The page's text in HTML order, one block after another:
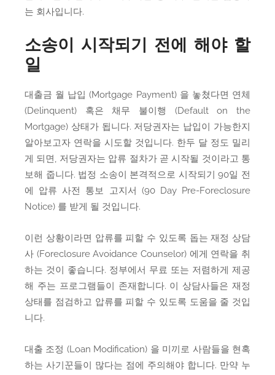
는 회사입니다.
소송이 시작되기 전에 해야 할
일
대출금 월 납입 (Mortgage Payment) 을 놓쳤다면 연체
(Delinquent) 혹은 채무 불이행 (Default on the
Mortgage) 상태가 됩니다. 저당권자는 납입이 가능한지
알아보고자 연락을 시도할 것입니다. 한두 달 정도 밀리
게 되면, 저당권자는 압류 절차가 곧 시작될 것이라고 통
보해 줍니다. 법정 소송이 본격적으로 시작되기 90일 전
에 압류 사전 통보 고지서 (90 Day Pre-Foreclosure
Notice) 를 받게 될 것입니다.
이런 상황이라면 압류를 피할 수 있도록 돕는 재정 상담
사 (Foreclosure Avoidance Counselor) 에게 연락을 취
하는 것이 좋습니다. 정부에서 무료 또는 저렴하게 제공
해 주는 프로그램들이 존재합니다. 이 상담사들은 재정
상태를 점검하고 압류를 피할 수 있도록 도움을 줄 것입
니다.
대출 조정 (Loan Modification) 을 미끼로 사람들을 현혹
하는 사기꾼들이 많다는 점에 주의해야 합니다. 만약 누